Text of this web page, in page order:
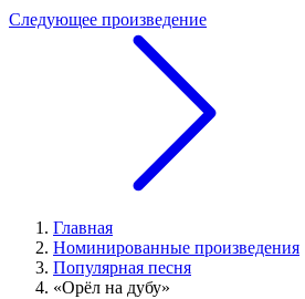
Следующее произведение
Главная
Номинированные произведения
Популярная песня
«Орёл на дубу»